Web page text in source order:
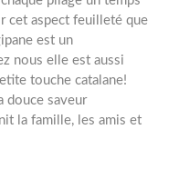
cet aspect feuilleté que
est un
nous elle est aussi
touche catalane!
douce saveur
la famille, les amis et